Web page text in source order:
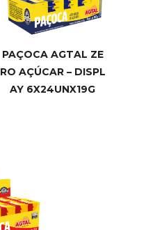
PAÇOCA AGTAL ZE
RO AÇÚCAR – DISPL
AY 6X24UNX19G